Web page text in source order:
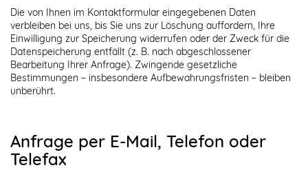
Die von Ihnen im Kontaktformular eingegebenen Daten
verbleiben bei uns, bis Sie uns zur Löschung auffordern, Ihre
Einwilligung zur Speicherung widerrufen oder der Zweck für die
Datenspeicherung entfällt (z. B. nach abgeschlossener
Bearbeitung Ihrer Anfrage). Zwingende gesetzliche
Bestimmungen – insbesondere Aufbewahrungsfristen – bleiben
unberührt.
Anfrage per E-Mail, Telefon oder
Telefax